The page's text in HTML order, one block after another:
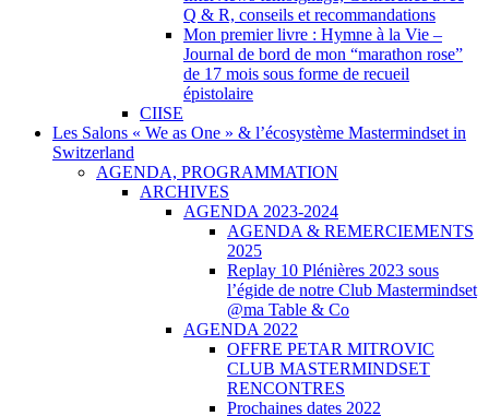
Q & R, conseils et recommandations
Mon premier livre : Hymne à la Vie –
Journal de bord de mon “marathon rose”
de 17 mois sous forme de recueil
épistolaire
CIISE
Les Salons « We as One » & l’écosystème Mastermindset in
Switzerland
AGENDA, PROGRAMMATION
ARCHIVES
AGENDA 2023-2024
AGENDA & REMERCIEMENTS
2025
Replay 10 Plénières 2023 sous
l’égide de notre Club Mastermindset
@ma Table & Co
AGENDA 2022
OFFRE PETAR MITROVIC
CLUB MASTERMINDSET
RENCONTRES
Prochaines dates 2022